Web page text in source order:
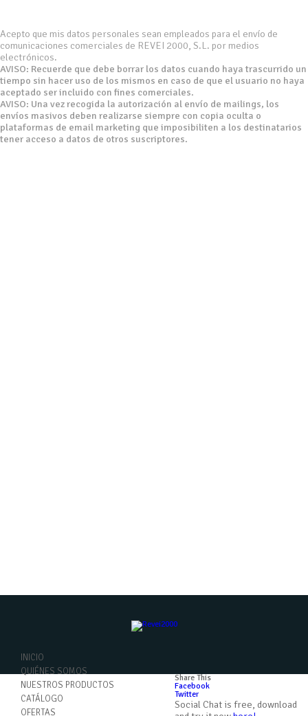
Acepto que mis datos personales sean empleados para el envío de
comunicaciones comerciales de REVEI 2000, S.L. por medios
electrónicos.
AVISO: Recuerde que debe borrar los datos cuando haya trascurrido un
tiempo sin hacer uso de los mismos en caso de que el usuario no haya
aceptado ser incluido con fines comerciales.
AVISO: Una vez recogida la autorización al envío de mailings, los
envíos masivos deben realizarse siempre con copia oculta o
plataformas de email marketing que imposibiliten a los destinatarios
tener acceso a datos de otros suscriptores.
INICIO
QUIÉNES SOMOS
NUESTROS PRODUCTOS
CATÁLOGO
OFERTAS
Share This
Facebook
Twitter
Social Chat is free, download